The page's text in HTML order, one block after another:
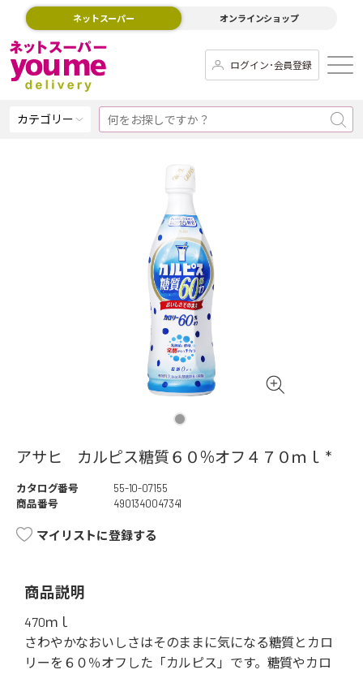
ネットスーパー オンラインショップ
ログイン･会員登録
カテゴリー
アサヒ カルピス糖質６０％オフ４７０ｍｌ *
カタログ番号
55-10-07155
商品番号
4901340047341
マイリストに登録する
商品説明
470ｍｌ
さわやかなおいしさはそのままに気になる糖質とカロ
リーを６０％オフした「カルピス」です。糖質やカロ